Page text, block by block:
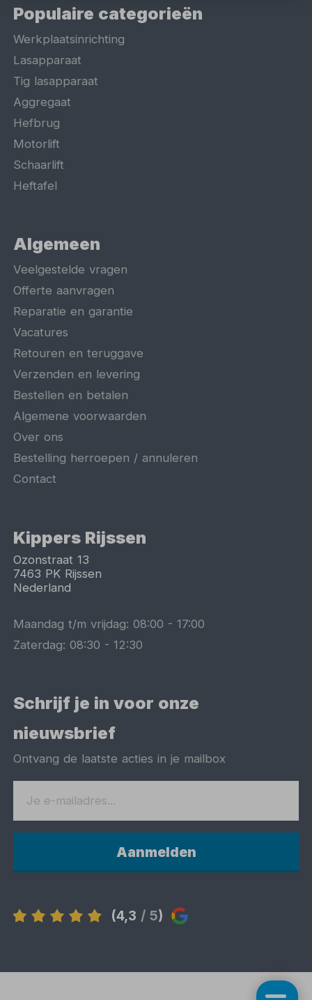
Populaire categorieën
Werkplaatsinrichting
Lasapparaat
Tig lasapparaat
Aggregaat
Hefbrug
Motorlift
Schaarlift
Heftafel
Algemeen
Veelgestelde vragen
Offerte aanvragen
Reparatie en garantie
Vacatures
Retouren en teruggave
Verzenden en levering
Bestellen en betalen
Algemene voorwaarden
Over ons
Bestelling herroepen / annuleren
Contact
Kippers Rijssen
Ozonstraat 13
7463 PK Rijssen
Nederland
Maandag t/m vrijdag:08:00 -17:00
Zaterdag:08:30 -12:30
Schrijf je in voor onze
nieuwsbrief
Ontvang de laatste acties in je mailbox
Aanmelden
(4,3 / 5)